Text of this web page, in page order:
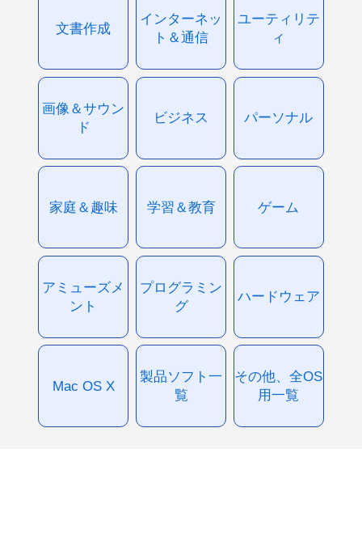
文書作成
インターネッ
ト＆通信
ユーティリテ
ィ
画像＆サウン
ド
ビジネス パーソナル
家庭＆趣味 学習＆教育 ゲーム
アミューズメ
ント
プログラミン
グ
ハードウェア
Mac OS X
製品ソフト一
覧
その他、全OS
用一覧